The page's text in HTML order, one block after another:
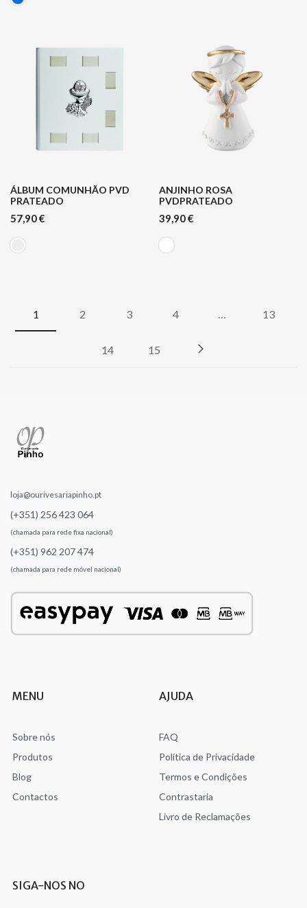
ÁLBUM COMUNHÃO PVD
PRATEADO
57,90€
ANJINHO ROSA
PVDPRATEADO
39,90€
1 2 3 4 13
14 15
loja@ourivesariapinho.pt
(+351) 256 423 064
(chamada para rede fixa nacional)
(+351) 962 207 474
(chamada para rede móvel nacional)
MENU
Sobre nós
Produtos
Blog
Contactos
AJUDA
FAQ
Política de Privacidade
Termos e Condições
Contrastaria
Livro de Reclamações
SIGA-NOS NO